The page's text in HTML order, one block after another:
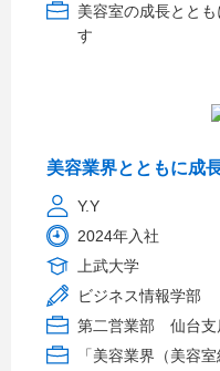
美容室の成長とと
す
美容業界とともに成
Y.Y
2024年入社
上武大学
ビジネス情報学部
第二営業部 仙台支
「美容業界（美容